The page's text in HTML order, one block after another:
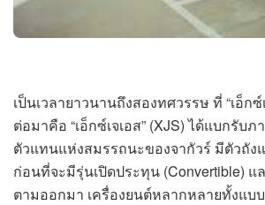
เป็นเวลายาวนานถึงสองทศวรรษ ที่ “เอ็กซ์
ต่อมาคือ “เอ็กซ์เจเอส” (XJS) ได้แบกรับภ
ตัวแทนแห่งสมรรถนะของจากัวร์ มีตัวถัง
ก่อนที่จะมีรุ่นเปิดประทุน (Convertible) แ
ตามออกมา เครื่องยนต์หลากหลายทั้งแบ